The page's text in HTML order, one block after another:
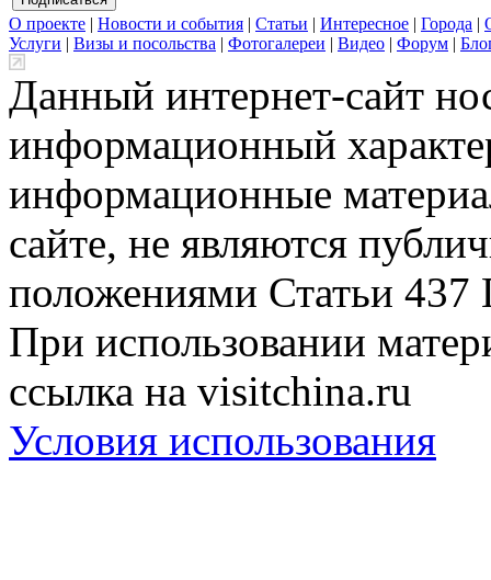
О проекте | Новости и события | Статьи | Интересное | Города |
Услуги | Визы и посольства | Фотогалереи | Видео | Форум |
Данный интернет-сайт
информационный
информационные
сайте, не являются
положениями Статьи 437
При использовании
ссылка на visitchina.ru
Условия использования